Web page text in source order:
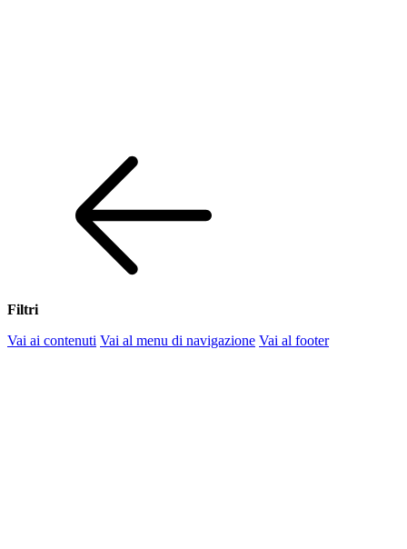
Filtri
Vai ai contenuti Vai al menu di navigazione Vai al footer